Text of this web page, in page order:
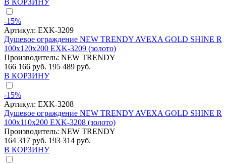
В КОРЗИНУ
-15%
Артикул: EXK-3209
Душевое ограждение NEW TRENDY AVEXA GOLD SHINE R
100x120x200 EXK-3209 (золото)
Производитель: NEW TRENDY
166 166 руб. 195 489 руб.
В КОРЗИНУ
-15%
Артикул: EXK-3208
Душевое ограждение NEW TRENDY AVEXA GOLD SHINE R
100x110x200 EXK-3208 (золото)
Производитель: NEW TRENDY
164 317 руб. 193 314 руб.
В КОРЗИНУ